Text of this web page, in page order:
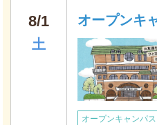
8/1
土
オープンキ
オープンキャンパス